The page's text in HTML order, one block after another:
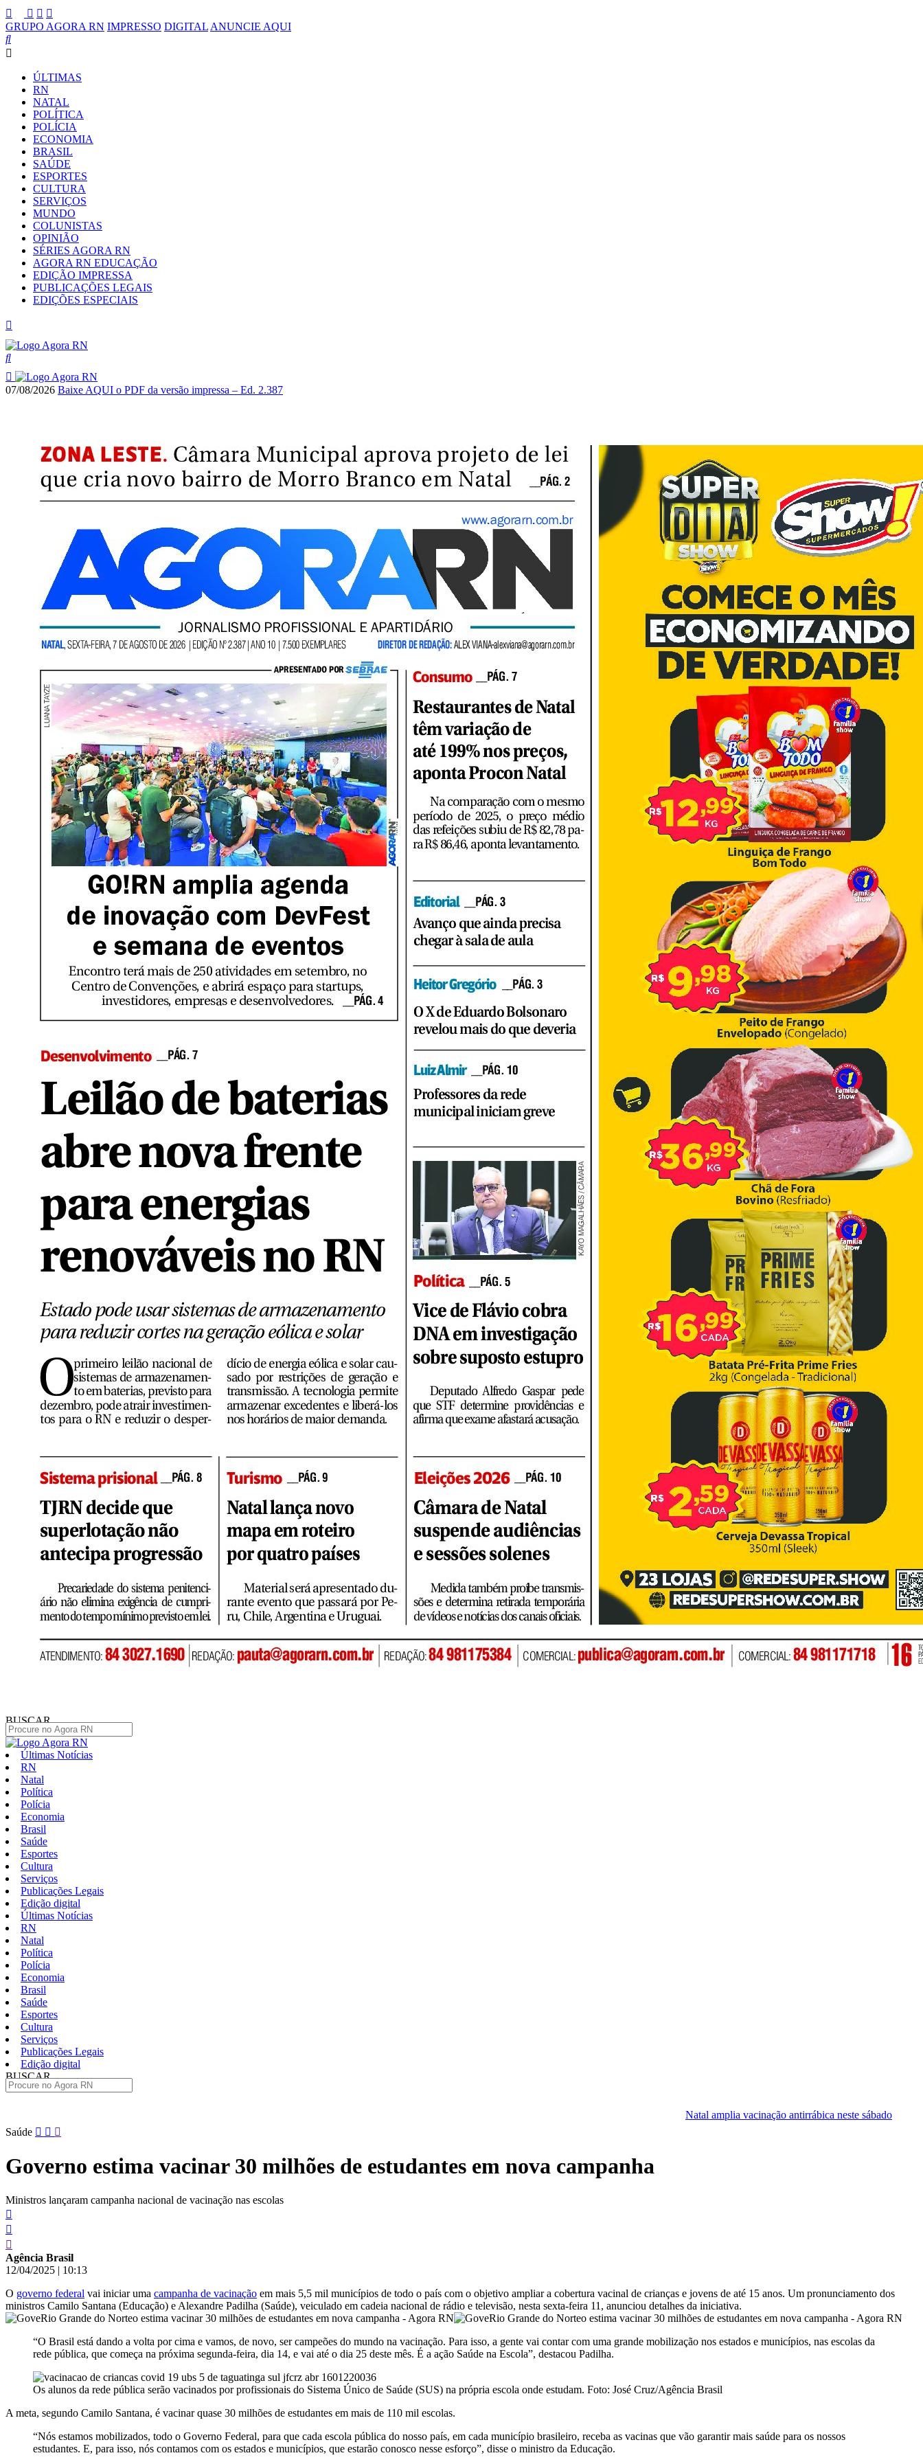
GRUPO AGORA RN IMPRESSO DIGITAL ANUNCIE AQUI
ÚLTIMAS
RN
NATAL
POLÍTICA
POLÍCIA
ECONOMIA
BRASIL
SAÚDE
ESPORTES
CULTURA
SERVIÇOS
MUNDO
COLUNISTAS
OPINIÃO
SÉRIES AGORA RN
AGORA RN EDUCAÇÃO
EDIÇÃO IMPRESSA
PUBLICAÇÕES LEGAIS
EDIÇÕES ESPECIAIS
07/08/2026 Baixe AQUI o PDF da versão impressa – Ed. 2.387
BUSCAR
Últimas Notícias
RN
Natal
Política
Polícia
Economia
Brasil
Saúde
Esportes
Cultura
Serviços
Publicações Legais
Edição digital
Últimas Notícias
RN
Natal
Política
Polícia
Economia
Brasil
Saúde
Esportes
Cultura
Serviços
Publicações Legais
Edição digital
BUSCAR
Natal amplia vacinação antirrábica neste sábado
Festival Sesc
Pular
conteúdo
Saúde
Governo estima vacinar 30 milhões de estudantes em nova campanha
Ministros lançaram campanha nacional de vacinação nas escolas
Agência Brasil
12/04/2025 | 10:13
O governo federal vai iniciar uma campanha de vacinação em mais 5,5 mil municípios de todo o país com o objetivo ampliar a cobertura vacinal de crianças e jovens de até 15 anos. Um pronunciamento dos
ministros Camilo Santana (Educação) e Alexandre Padilha (Saúde), veiculado em cadeia nacional de rádio e televisão, nesta sexta-feira 11, anunciou detalhes da iniciativa.
“O Brasil está dando a volta por cima e vamos, de novo, ser campeões do mundo na vacinação. Para isso, a gente vai contar com uma grande mobilização nos estados e municípios, nas escolas da
rede pública, que começa na próxima segunda-feira, dia 14, e vai até o dia 25 deste mês. É a ação Saúde na Escola”, destacou Padilha.
Os alunos da rede pública serão vacinados por profissionais do Sistema Único de Saúde (SUS) na própria escola onde estudam. Foto: José Cruz/Agência Brasil
A meta, segundo Camilo Santana, é vacinar quase 30 milhões de estudantes em mais de 110 mil escolas.
“Nós estamos mobilizados, todo o Governo Federal, para que cada escola pública do nosso país, em cada município brasileiro, receba as vacinas que vão garantir mais saúde para os nossos
estudantes. E, para isso, nós contamos com os estados e municípios, que estarão conosco nesse esforço”, disse o ministro da Educação.